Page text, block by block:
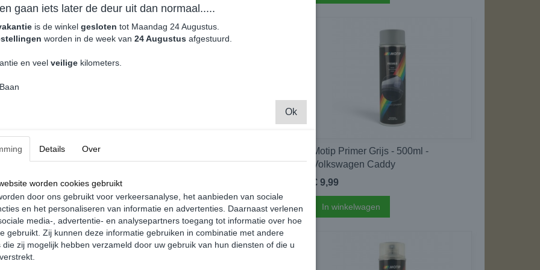
Lak Wit -
Volkswagen Caddy
Volkswagen Caddy
In winkelwagen
Motip Primer Grijs - 500ml -
Volkswagen Caddy
€ 9,99
In winkelwagen
gaan iets later de deur uit dan normaal.....
is de winkel gesloten tot Maandag 24 Augustus.
worden in de week van 24 Augustus afgestuurd.
en veel veilige kilometers.
Ok
Details Over
worden cookies gebruikt
door ons gebruikt voor verkeersanalyse, het aanbieden van sociale
en het personaliseren van informatie en advertenties. Daarnaast verlenen
media-, advertentie- en analysepartners toegang tot informatie over hoe
gebruikt. Zij kunnen deze informatie gebruiken in combinatie met andere
die zij mogelijk hebben verzameld door uw gebruik van hun diensten of die u